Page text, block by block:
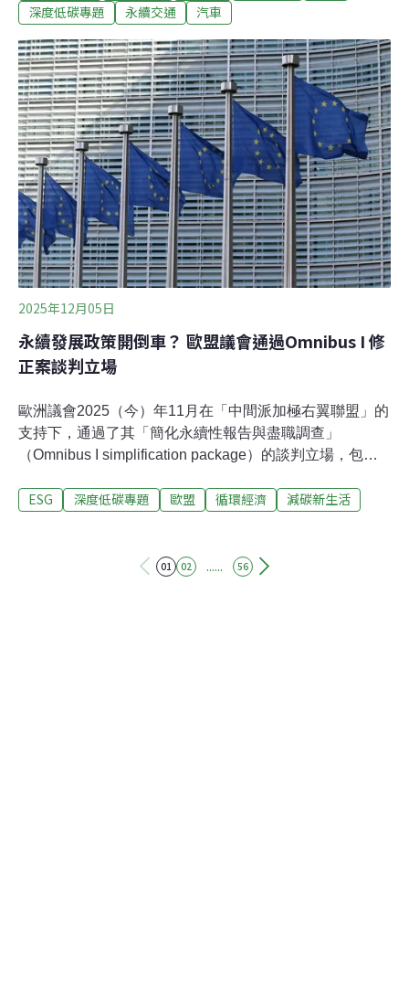
3.0》，喊出「2030年全國每日平均騎行里程數要比2017
基礎建設。具體成果顯現在由德國交通部主導的Mobility in
Germany報告中，這項調查在2023年4月到2024年7月期
間訪問了超過21.8萬戶家庭與約42萬人。報告顯示，德國
人的日常交通行為呈現「更少開車、更常步行與騎自行
車」的長期趨勢，在城市地區尤其顯著。更多德國人騎自
行車、選擇步行2023年，德國人的總移動里程數比2017年
減少了7%，主要是因為使用私人汽車的每日里程數下降，
比2017年足足減少了2億公里。相
深度低碳專題
永續交通 汽車
2025年12月05日
永續發展政策開倒車？ 歐盟議會通過Omnibus I 修
正案談判立場
歐洲議會2025（今）年11月在「中間派加極右翼聯盟」的
支持下，通過了其「簡化永續性報告與盡職調查」
（Omnibus I simplification package）的談判立場，包括
歐洲責任機制，降低義務的嚴格程度，這項修正案代表了
其針對「Omnibus I簡化永續性報告與盡職調查[1]的談判
ESG 深度低碳專題 歐盟 循環經濟 減碳新生活
01 02 ...... 56